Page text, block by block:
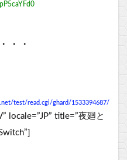
・・
test/read.cgi/ghard/1533394687/
locale=”JP” title=”夜廻と